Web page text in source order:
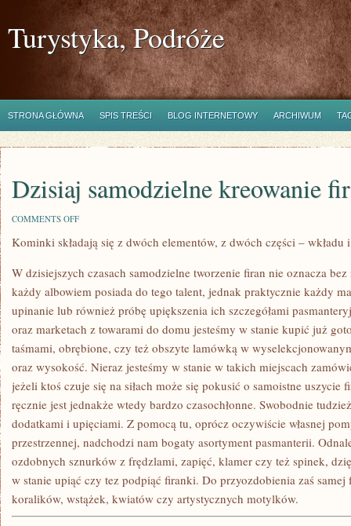
Turystyka, Podróże
STRONA GŁÓWNA SPIS TREŚCI BLOG INTERNETOWY ARCHIWUM
Dzisiaj samodzielne kreowanie
COMMENTS OFFON
SAMODZIELNE
KREOWANIE
NIE
OZNACZA
Kominki składają się z dwóch elementów, z dwóch części – wkładu
W dzisiejszych czasach samodzielne tworzenie firan nie oznacza
każdy albowiem posiada do tego talent, jednak praktycznie każdy
upinanie lub również próbę upiększenia ich szczegółami
oraz marketach z towarami do domu jesteśmy w stanie kupić już
taśmami, obrębione, czy też obszyte lamówką w
oraz wysokość. Nieraz jesteśmy w stanie w takich miejscach
jeżeli ktoś czuje się na siłach może się pokusić o samoistne uszycie
ręcznie jest jednakże wtedy bardzo czasochłonne. Swobodnie
dodatkami i upięciami. Z pomocą tu, oprócz oczywiście własnej
przestrzennej, nadchodzi nam bogaty asortyment pasmanterii.
ozdobnych sznurków z frędzlami, zapięć, klamer czy też spinek,
w stanie upiąć czy tez podpiąć firanki. Do przyozdobienia zaś
koralików, wstążek, kwiatów czy artystycznych motylków.